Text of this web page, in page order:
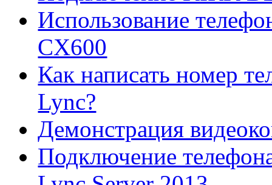
Использование
CX600
Как написать номер
Lync?
Демонстрация
Подключение